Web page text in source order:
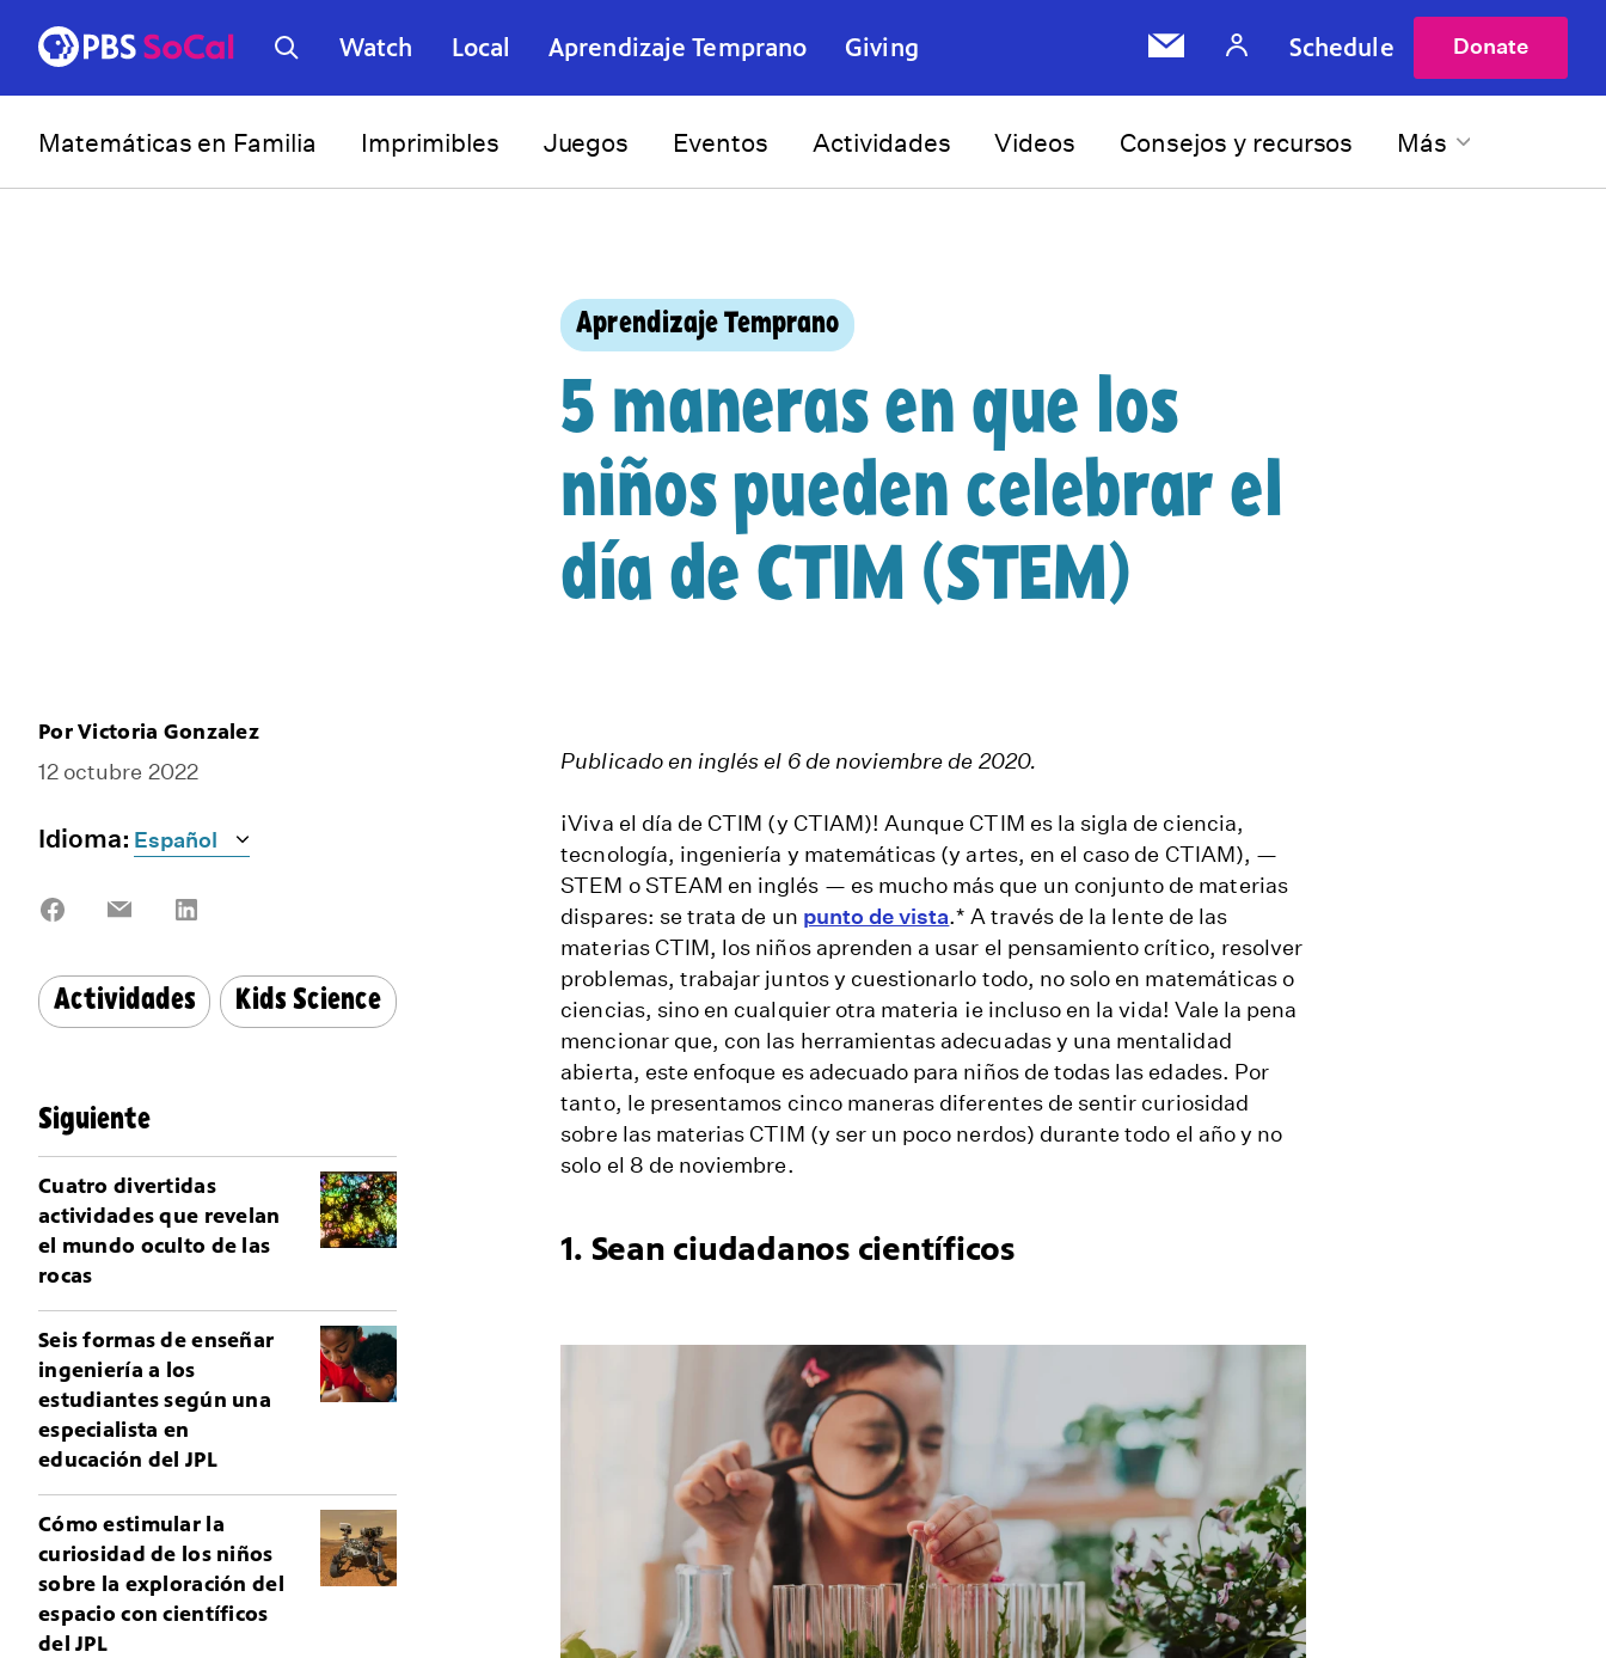
Watch Local Aprendizaje Temprano Giving Schedule Donate
Matemáticas en Familia Imprimibles Juegos Eventos Actividades Videos Consejos y recursos Más
Aprendizaje Temprano
5 maneras en que los
niños pueden celebrar el
día de CTIM (STEM)
Por Victoria Gonzalez
12 octubre 2022
Idioma:
Share
Share
Actividades Kids Science
Siguiente
Cuatro divertidas
actividades que revelan
el mundo oculto de las
rocas
Seis formas de enseñar
ingeniería a los
estudiantes según una
especialista en
educación del JPL
Cómo estimular la
curiosidad de los niños
sobre la exploración del
espacio con científicos
del JPL
Publicado en inglés el 6 de noviembre de 2020.
¡Viva el día de CTIM (y CTIAM)! Aunque CTIM es la sigla de ciencia,
tecnología, ingeniería y matemáticas (y artes, en el caso de CTIAM), —
STEM o STEAM en inglés — es mucho más que un conjunto de materias
dispares: se trata de un punto de vista.* A través de la lente de las
materias CTIM, los niños aprenden a usar el pensamiento crítico, resolver
problemas, trabajar juntos y cuestionarlo todo, no solo en matemáticas o
ciencias, sino en cualquier otra materia ¡e incluso en la vida! Vale la pena
mencionar que, con las herramientas adecuadas y una mentalidad
abierta, este enfoque es adecuado para niños de todas las edades. Por
tanto, le presentamos cinco maneras diferentes de sentir curiosidad
sobre las materias CTIM (y ser un poco nerdos) durante todo el año y no
solo el 8 de noviembre.
1. Sean ciudadanos científicos